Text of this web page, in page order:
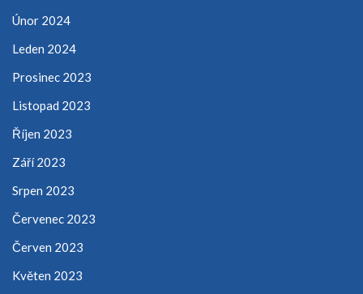
Únor 2024
Leden 2024
Prosinec 2023
Listopad 2023
Říjen 2023
Září 2023
Srpen 2023
Červenec 2023
Červen 2023
Květen 2023